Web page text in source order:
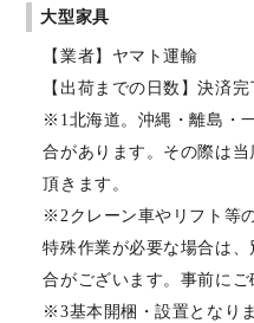
大型家具
【業者】ヤマト運輸
【出荷までの日数】決済
※1北海道。沖縄・離島・
合があります。その際は
頂きます。
※2クレーン車やリフト等
特殊作業が必要な場合は
合がございます。事前にご
※3基本開梱・設置となり